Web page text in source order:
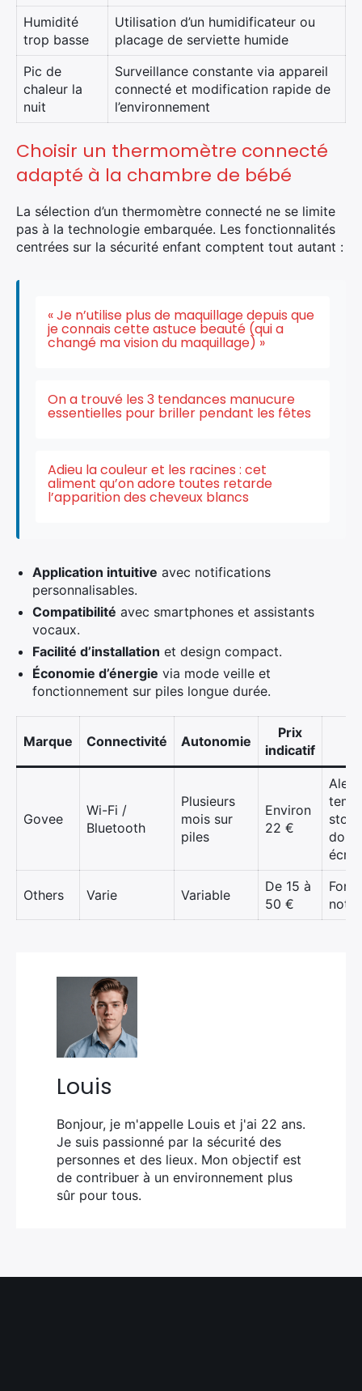
Humidité
trop basse
Utilisation d’un humidificateur ou
placage de serviette humide
Pic de
chaleur la
nuit
Surveillance constante via appareil
connecté et modification rapide de
l’environnement
Choisir un thermomètre connecté
adapté à la chambre de bébé
La sélection d’un thermomètre connecté ne se limite
pas à la technologie embarquée. Les fonctionnalités
centrées sur la sécurité enfant comptent tout autant :
« Je n’utilise plus de maquillage depuis que
je connais cette astuce beauté (qui a
changé ma vision du maquillage) »
On a trouvé les 3 tendances manucure
essentielles pour briller pendant les fêtes
Adieu la couleur et les racines : cet
aliment qu’on adore toutes retarde
l’apparition des cheveux blancs
Application intuitive avec notifications
personnalisables.
Compatibilité avec smartphones et assistants
vocaux.
Facilité d’installation et design compact.
Économie d’énergie via mode veille et
fonctionnement sur piles longue durée.
Marque Connectivité Autonomie
Prix
indicatif
Govee
Wi-Fi /
Bluetooth
Plusieurs
mois sur
piles
Environ
22 €
écran
Others Varie Variable
De 15 à
50 €
Louis
Bonjour, je m'appelle Louis et j'ai 22 ans.
Je suis passionné par la sécurité des
personnes et des lieux. Mon objectif est
de contribuer à un environnement plus
sûr pour tous.